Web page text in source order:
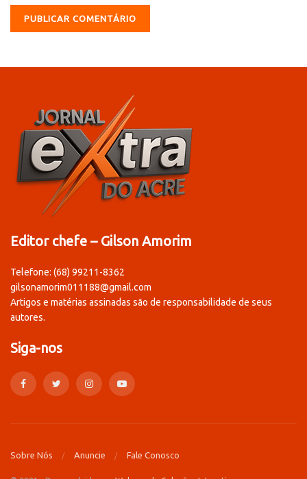
Editor chefe – Gilson Amorim
Telefone: (68) 99211-8362
gilsonamorim011188@gmail.com
Artigos e matérias assinadas são de responsabilidade de seus
autores.
Siga-nos
Sobre Nós Anuncie Fale Conosco